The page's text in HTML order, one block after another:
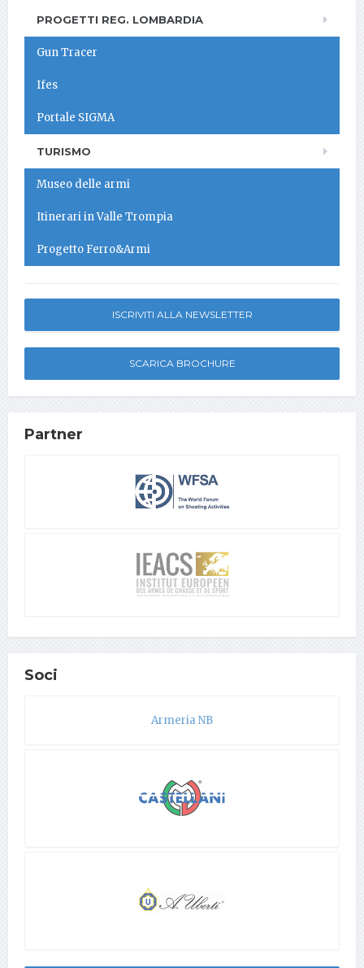
PROGETTI REG. LOMBARDIA
Gun Tracer
Ifes
Portale SIGMA
TURISMO
Museo delle armi
Itinerari in Valle Trompia
Progetto Ferro&Armi
ISCRIVITI ALLA NEWSLETTER
SCARICA BROCHURE
Partner
Soci
Armeria NB